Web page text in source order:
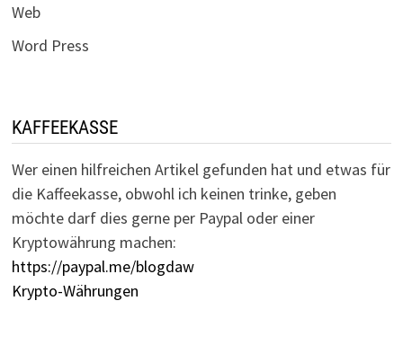
Web
Word Press
KAFFEEKASSE
Wer einen hilfreichen Artikel gefunden hat und etwas für
die Kaffeekasse, obwohl ich keinen trinke, geben
möchte darf dies gerne per Paypal oder einer
Kryptowährung machen:
https://paypal.me/blogdaw
Krypto-Währungen